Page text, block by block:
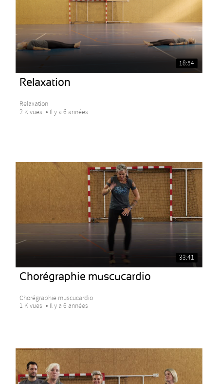
18:54
Relaxation
Relaxation
2 K vues
Il y a 6 années
33:41
Chorégraphie muscucardio
Chorégraphie muscucardio
1 K vues
Il y a 6 années